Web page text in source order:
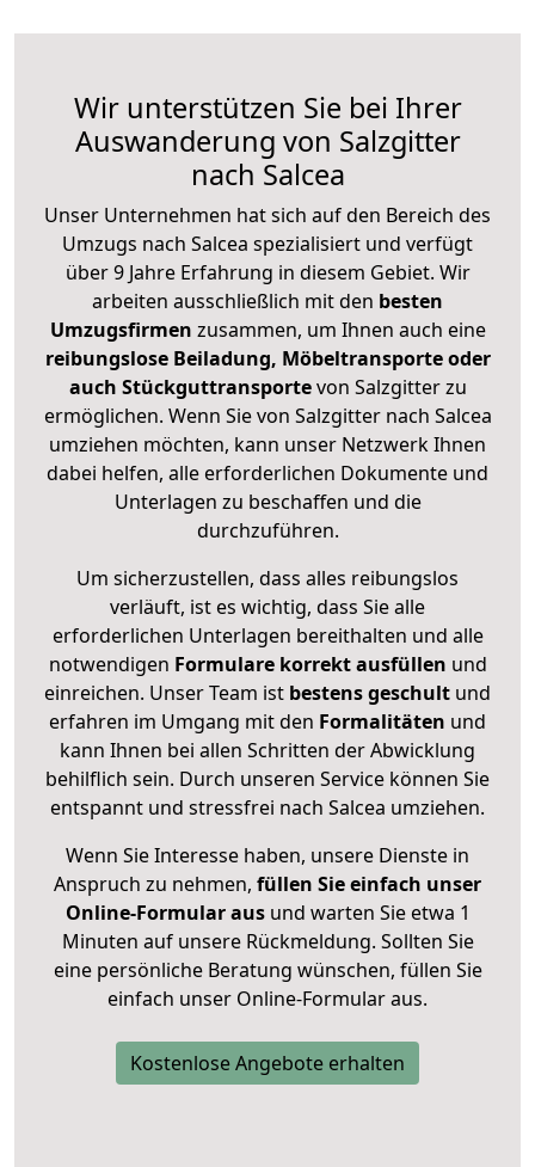
Wir unterstützen Sie bei Ihrer
Auswanderung von Salzgitter
nach Salcea
Unser Unternehmen hat sich auf den Bereich des
Umzugs nach Salcea spezialisiert und verfügt
über 9 Jahre Erfahrung in diesem Gebiet. Wir
arbeiten ausschließlich mit den besten
Umzugsfirmen zusammen, um Ihnen auch eine
reibungslose Beiladung, Möbeltransporte oder
auch Stückguttransportevon Salzgitter zu
ermöglichen. Wenn Sie von Salzgitter nach Salcea
umziehen möchten, kann unser Netzwerk Ihnen
dabei helfen, alle erforderlichen Dokumente und
Unterlagen zu beschaffen und die
durchzuführen.
Um sicherzustellen, dass alles reibungslos
verläuft, ist es wichtig, dass Sie alle
erforderlichen Unterlagen bereithalten und alle
notwendigen Formulare korrekt ausfüllen und
einreichen. Unser Team ist bestens geschult und
erfahren im Umgang mit den Formalitäten und
kann Ihnen bei allen Schritten der Abwicklung
behilflich sein. Durch unseren Service können Sie
entspannt und stressfrei nach Salcea umziehen.
Wenn Sie Interesse haben, unsere Dienste in
Anspruch zu nehmen, füllen Sie einfach unser
Online-Formular ausund warten Sie etwa 1
Minuten auf unsere Rückmeldung. Sollten Sie
eine persönliche Beratung wünschen, füllen Sie
einfach unser Online-Formular aus.
Kostenlose Angebote erhalten